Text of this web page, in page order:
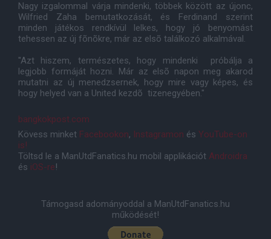
Nagy izgalommal várja mindenki, többek között az újonc,
Wilfried Zaha bemutatkozását, és Ferdinand szerint
minden játékos rendkívül lelkes, hogy jó benyomást
tehessen az új fõnõkre, már az elsõ találkozó alkalmával.
''Azt hiszem, természetes, hogy mindenki próbálja a
legjobb formáját hozni. Már az elsõ napon meg akarod
mutatni az új menedzsernek, hogy mire vagy képes, és
hogy helyed van a United kezdõ tizenegyében."
bangkokpost.com
Kövess minket Facebookon, Instagramon és YouTube-on
is!
Töltsd le a ManUtdFanatics.hu mobil applikációt Androidra
és iOS-re!
Támogasd adományoddal a ManUtdFanatics.hu
működését!